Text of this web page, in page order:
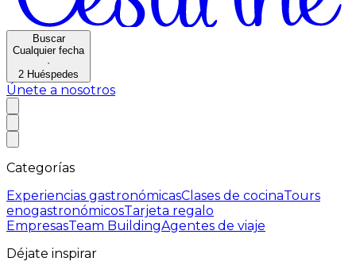
Buscar
Cualquier fecha
·
2 Huéspedes
Únete a nosotros
Categorías
Experiencias gastronómicasClases de cocinaTours
enogastronómicosTarjeta regalo
EmpresasTeam BuildingAgentes de viaje
Déjate inspirar